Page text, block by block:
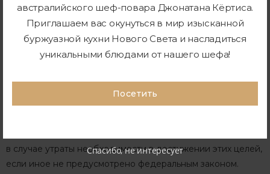
в форме, позволяющей определить субъекта
персональных данных, не дольше, чем этого требуют цели
обработки персональных данных, если срок хранения
персональных данных не установлен федеральным
выгодоприобретателем или поручителем по которому
является субъект персональных данных. Обрабатываемые
в случае утраты необходимости в достижении этих целей,
если иное не предусмотрено федеральным законом.
австралийского шеф-повара Джонатана Кёртиса.
Приглашаем вас окунуться в мир изысканной
буржуазной кухни Нового Света и насладиться
уникальными блюдами от нашего шефа!
Посетить
Спасибо, не интересует